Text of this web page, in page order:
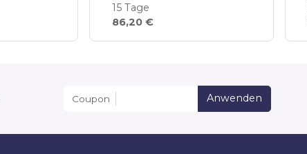
15 Tage
86,20 €
Coupon Anwenden